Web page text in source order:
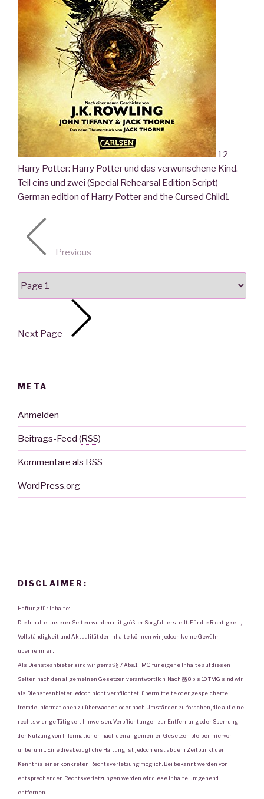
12
Harry Potter: Harry Potter und das verwunschene Kind.
Teil eins und zwei (Special Rehearsal Edition Script)
German edition of Harry Potter and the Cursed Child1
Previous
Next Page
META
Anmelden
Beitrags-Feed (RSS)
Kommentare als RSS
WordPress.org
DISCLAIMER:
Haftung für Inhalte:
Die Inhalte unserer Seiten wurden mit größter Sorgfalt erstellt. Für die Richtigkeit,
Vollständigkeit und Aktualität der Inhalte können wir jedoch keine Gewähr
übernehmen.
Als Diensteanbieter sind wir gemäß § 7 Abs.1 TMG für eigene Inhalte auf diesen
Seiten nach den allgemeinen Gesetzen verantwortlich. Nach §§ 8 bis 10 TMG sind wir
als Diensteanbieter jedoch nicht verpflichtet, übermittelte oder gespeicherte
fremde Informationen zu überwachen oder nach Umständen zu forschen, die auf eine
rechtswidrige Tätigkeit hinweisen. Verpflichtungen zur Entfernung oder Sperrung
der Nutzung von Informationen nach den allgemeinen Gesetzen bleiben hiervon
unberührt. Eine diesbezügliche Haftung ist jedoch erst ab dem Zeitpunkt der
Kenntnis einer konkreten Rechtsverletzung möglich. Bei bekannt werden von
entsprechenden Rechtsverletzungen werden wir diese Inhalte umgehend
entfernen.